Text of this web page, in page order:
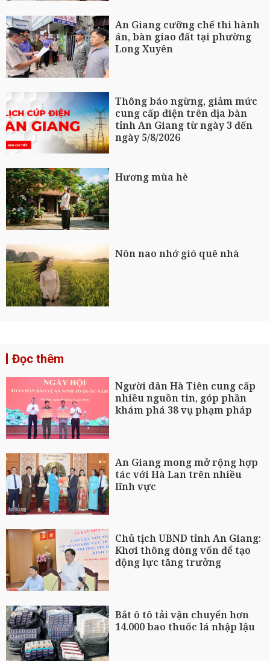
An Giang cưỡng chế thi hành
án, bàn giao đất tại phường
Long Xuyên
Thông báo ngừng, giảm mức
cung cấp điện trên địa bàn
tỉnh An Giang từ ngày 3 đến
ngày 5/8/2026
Hương mùa hè
Nôn nao nhớ gió quê nhà
Đọc thêm
Người dân Hà Tiên cung cấp
nhiều nguồn tin, góp phần
khám phá 38 vụ phạm pháp
An Giang mong mở rộng hợp
tác với Hà Lan trên nhiều
lĩnh vực
Chủ tịch UBND tỉnh An Giang:
Khơi thông dòng vốn để tạo
động lực tăng trưởng
Bắt ô tô tải vận chuyển hơn
14.000 bao thuốc lá nhập lậu